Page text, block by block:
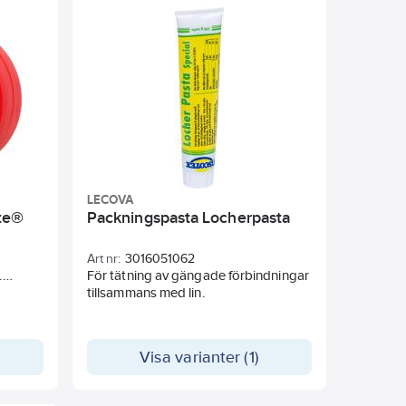
rörförbindningarna eftersom dessa
förblir täta vid tillbakaskruvning.
Används för tätning av
gängförbindningar i röranläggningar
för kallt och varmt vatten samt
i
LECOVA
Packningspasta Locherpasta
Art nr: 3016051062
För tätning av gängade förbindningar
tillsammans med lin.
Visa varianter (1)